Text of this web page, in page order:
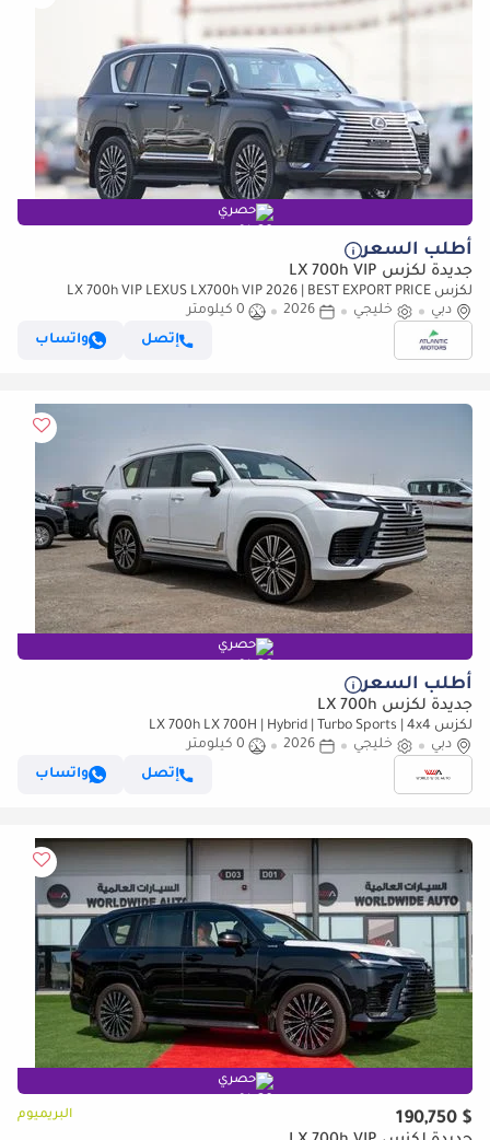
حصري
أطلب السعر
جديدة لكزس LX 700h VIP
لكزس LX 700h VIP LEXUS LX700h VIP 2026 | BEST EXPORT PRICE
(للتصدير فقط)
دبي خليجي 2026
0 كيلومتر
إتصل
واتساب
حصري
أطلب السعر
جديدة لكزس LX 700h
لكزس LX 700h LX 700H | Hybrid | Turbo Sports | 4x4
دبي
خليجي 2026
0 كيلومتر
إتصل
واتساب
حصري
$ 190,750 البريميوم